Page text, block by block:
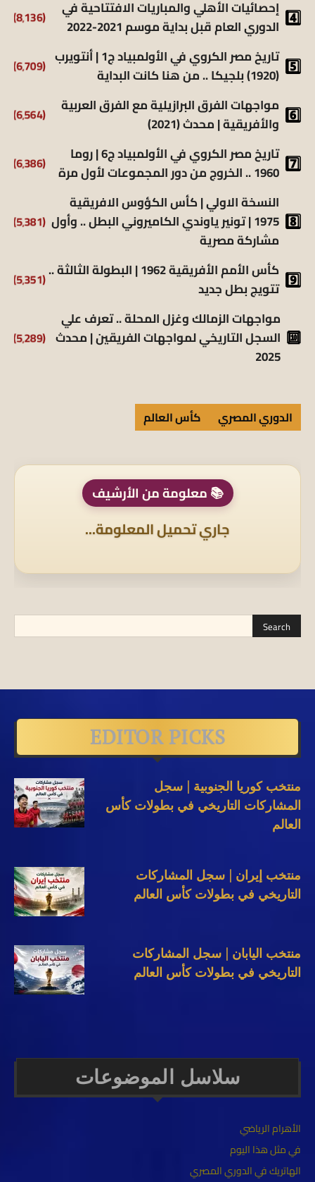
إحصائيات الأهلي والمباريات الافتتاحية في
الدوري العام قبل بداية موسم 2021-2022
(8٬136)
تاريخ مصر الكروي في الأولمبياد ج1 | أنتويرب
(1920) بلجيكا .. من هنا كانت البداية
(6٬709)
مواجهات الفرق البرازيلية مع الفرق العربية
والأفريقية | محدث (2021)
(6٬564)
تاريخ مصر الكروي في الأولمبياد ج6 | روما
1960 .. الخروج من دور المجموعات لأول مرة
(6٬386)
النسخة الاولي | كأس الكؤوس الافريقية
1975 | تونير ياوندي الكاميروني البطل .. وأول
مشاركة مصرية
(5٬381)
كأس الأمم الأفريقية 1962 | البطولة الثالثة ..
تتويج بطل جديد
(5٬351)
مواجهات الزمالك وغزل المحلة .. تعرف علي
السجل التاريخي لمواجهات الفريقين | محدث
2025
(5٬289)
الدوري المصري كأس العالم
📚 معلومة من الأرشيف
جاري تحميل المعلومة...
EDITOR PICKS
منتخب كوريا الجنوبية | سجل
المشاركات التاريخي في بطولات كأس
العالم
منتخب إيران | سجل المشاركات
التاريخي في بطولات كأس العالم
منتخب اليابان | سجل المشاركات
التاريخي في بطولات كأس العالم
سلاسل الموضوعات
الأهرام الرياضي
في مثل هذا اليوم
الهاتريك في الدوري المصري